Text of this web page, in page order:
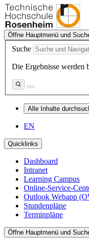
Öffne Hauptmenü und
Suche
Die Ergebnisse werden
Alle Inhalte
EN
Quicklinks
Dashboard
Intranet
Learning Campus
Online-Service-
Outlook Webapp
Stundenpläne
Terminpläne
Öffne Hauptmenü und